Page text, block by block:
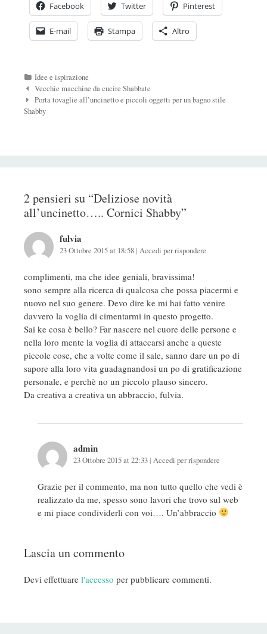
Facebook Twitter Pinterest
E-mail Stampa Altro
Categorie
Idee e ispirazione
Navigazione
Post
Vecchie macchine da cucire Shabbate
Porta tovaglie all’uncinetto e piccoli oggetti per un bagno stile
Shabby
2 pensieri su “Deliziose novità
all’uncinetto….. Cornici Shabby”
fulvia
23 Ottobre 2015 at 18:58 | Accedi per rispondere
complimenti, ma che idee geniali, bravissima!
sono sempre alla ricerca di qualcosa che possa piacermi e
nuovo nel suo genere. Devo dire ke mi hai fatto venire
davvero la voglia di cimentarmi in questo progetto.
Sai ke cosa è bello? Far nascere nel cuore delle persone e
nella loro mente la voglia di attaccarsi anche a queste
piccole cose, che a volte come il sale, sanno dare un po di
sapore alla loro vita guadagnandosi un po di gratificazione
personale, e perchè no un piccolo plauso sincero.
Da creativa a creativa un abbraccio, fulvia.
admin
23 Ottobre 2015 at 22:33 | Accedi per rispondere
Grazie per il commento, ma non tutto quello che vedi è
realizzato da me, spesso sono lavori che trovo sul web
e mi piace condividerli con voi…. Un’abbraccio
Lascia un commento
Devi effettuare l'accesso per pubblicare commenti.